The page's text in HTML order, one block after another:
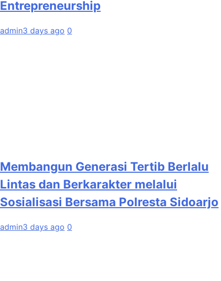
Entrepreneurship
admin3 days ago 0
Membangun Generasi Tertib Berlalu
Lintas dan Berkarakter melalui
Sosialisasi Bersama Polresta Sidoarjo
admin3 days ago 0